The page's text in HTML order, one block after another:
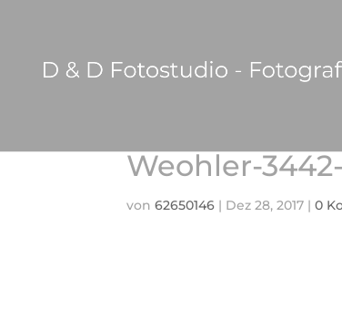
Weohler-
von 62650146 | Dez 28, 2017 | 0